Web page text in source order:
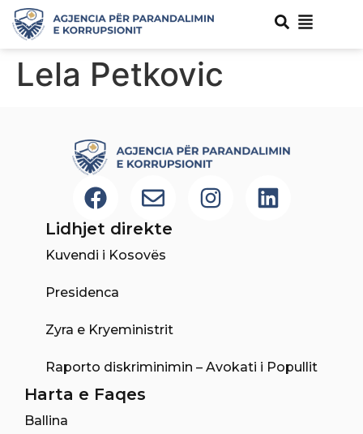
Lela Petkovic
Lidhjet direkte
Kuvendi i Kosovës
Presidenca
Zyra e Kryeministrit
Raporto diskriminimin – Avokati i Popullit
Harta e Faqes
Ballina